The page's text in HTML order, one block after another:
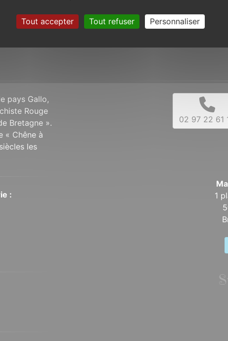
pays Gallo,
Rouge
Bretagne ».
« Chêne à
les
:
02 97 22 61
1
Tout accepter Tout refuser Personnaliser